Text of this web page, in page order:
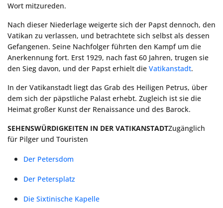
Wort mitzureden.
Nach dieser Niederlage weigerte sich der Papst dennoch, den
Vatikan zu verlassen, und betrachtete sich selbst als dessen
Gefangenen. Seine Nachfolger führten den Kampf um die
Anerkennung fort. Erst 1929, nach fast 60 Jahren, trugen sie
den Sieg davon, und der Papst erhielt die Vatikanstadt.
In der Vatikanstadt liegt das Grab des Heiligen Petrus, über
dem sich der päpstliche Palast erhebt. Zugleich ist sie die
Heimat großer Kunst der Renaissance und des Barock.
SEHENSWÜRDIGKEITEN IN DER VATIKANSTADTZugänglich
für Pilger und Touristen
Der Petersdom
Der Petersplatz
Die Sixtinische Kapelle